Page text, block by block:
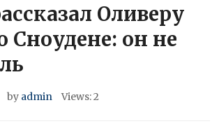
Оливеру
Сноудене: он не
by admin Views: 2